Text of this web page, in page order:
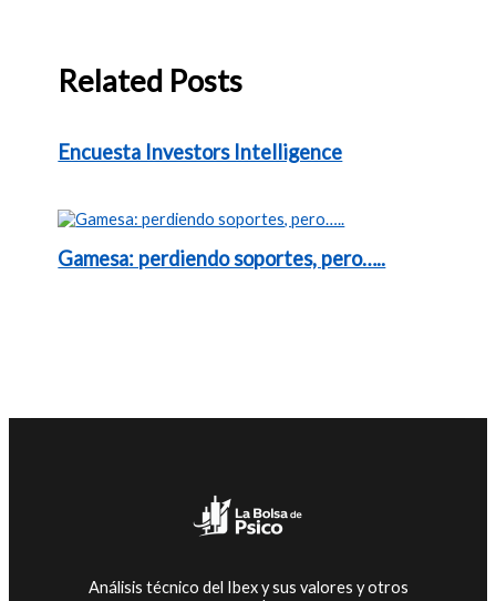
Related Posts
Encuesta Investors Intelligence
Gamesa: perdiendo soportes, pero…..
Análisis técnico del Ibex y sus valores y otros